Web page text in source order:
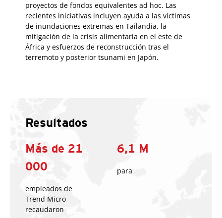
proyectos de fondos equivalentes ad hoc. Las
recientes iniciativas incluyen ayuda a las víctimas
de inundaciones extremas en Tailandia, la
mitigación de la crisis alimentaria en el este de
África y esfuerzos de reconstrucción tras el
terremoto y posterior tsunami en Japón.
Resultados
Más de 21
000
empleados de
Trend Micro
recaudaron
6,1 M
para